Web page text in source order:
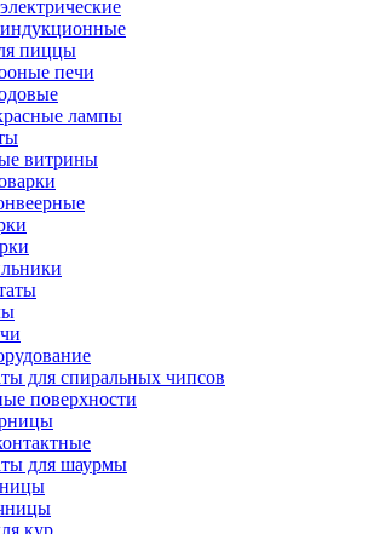
пиццы
печи
лампы
витрины
для спиральных чипсов
поверхности
для шаурмы
кур